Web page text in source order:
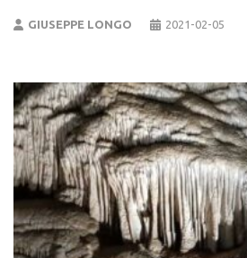
GIUSEPPE LONGO 2021-02-05